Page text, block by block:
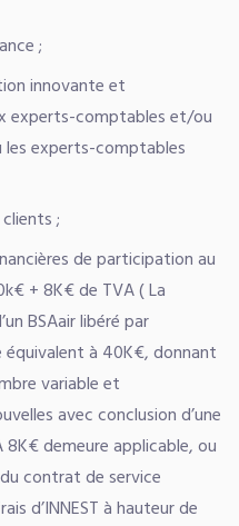
;
innovante et
experts-comptables et/ou
les experts-comptables
;
de participation au
+ 8K€ de TVA ( La
BSAair libéré par
à 40K€, donnant
variable et
avec conclusion d’une
8K€ demeure applicable, ou
contrat de service
d’INNEST à hauteur de